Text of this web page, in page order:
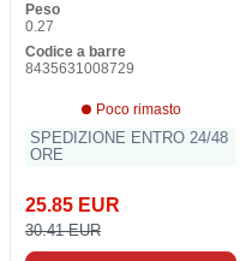
Peso
0.27
Codice a barre
8435631008729
Poco rimasto
SPEDIZIONE ENTRO 24/48
ORE
25.85 EUR
30.41 EUR